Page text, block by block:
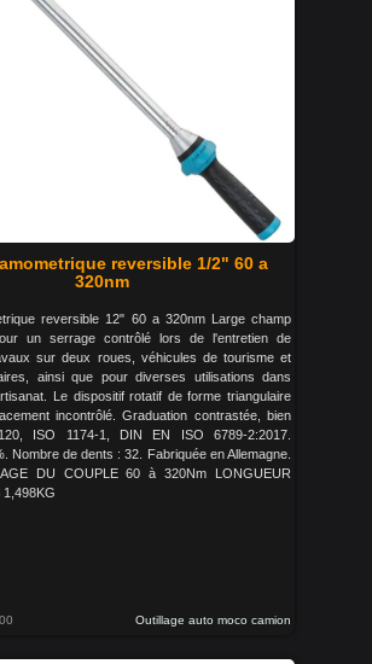
reversible 1/2" 60 a
320nm
reversible 12" 60 a 320nm Large champ
un serrage contrôlé lors de l'entretien de
sur deux roues, véhicules de tourisme et
ainsi que pour diverses utilisations dans
Le dispositif rotatif de forme triangulaire
incontrôlé. Graduation contrastée, bien
ISO 1174-1, DIN EN ISO 6789-2:2017.
Nombre de dents : 32. Fabriquée en Allemagne.
DU COUPLE 60 à 320Nm LONGUEUR
Outillage auto moco camion